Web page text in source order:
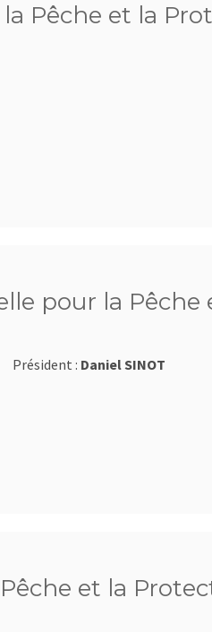
Pêche et la
pour la Pêche
Président : Daniel SINOT
et la